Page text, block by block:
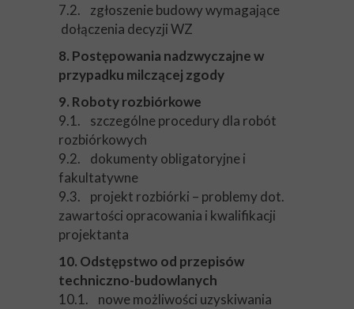
7.2. zgłoszenie budowy wymagające
dołączenia decyzji WZ
8. Postępowania nadzwyczajne w
przypadku milczącej zgody
9. Roboty rozbiórkowe
9.1. szczególne procedury dla robót
rozbiórkowych
9.2. dokumenty obligatoryjne i
fakultatywne
9.3. projekt rozbiórki – problemy dot.
zawartości opracowania i kwalifikacji
projektanta
10. Odstępstwo od przepisów
techniczno-budowlanych
10.1. nowe możliwości uzyskiwania